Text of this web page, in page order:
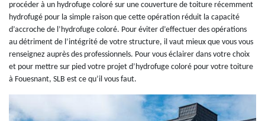
procéder à un hydrofuge coloré sur une couverture de toiture récemment
hydrofugé pour la simple raison que cette opération réduit la capacité
d’accroche de l’hydrofuge coloré. Pour éviter d’effectuer des opérations
au détriment de l’intégrité de votre structure, il vaut mieux que vous vous
renseignez auprès des professionnels. Pour vous éclairer dans votre choix
et pour mettre sur pied votre projet d’hydrofuge coloré pour votre toiture
à Fouesnant, SLB est ce qu’il vous faut.